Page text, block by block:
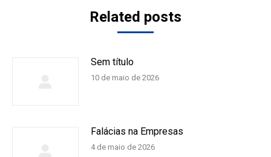
Related posts
Sem título
10 de maio de 2026
Falácias na Empresas
4 de maio de 2026